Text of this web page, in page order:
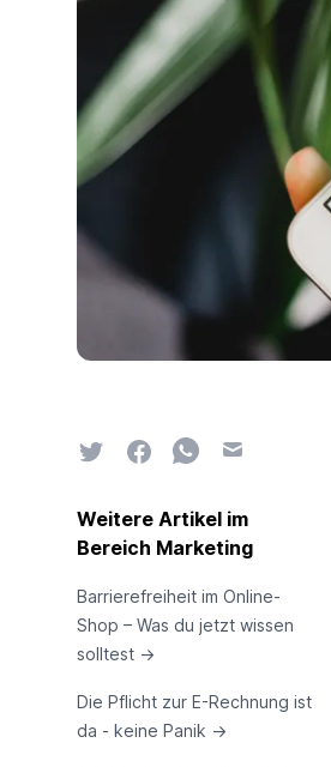
TwitterFacebookWhatsapp
Email
Weitere Artikel im
Bereich Marketing
Barrierefreiheit im Online-
Shop – Was du jetzt wissen
solltest →
Die Pflicht zur E-Rechnung ist
da - keine Panik →